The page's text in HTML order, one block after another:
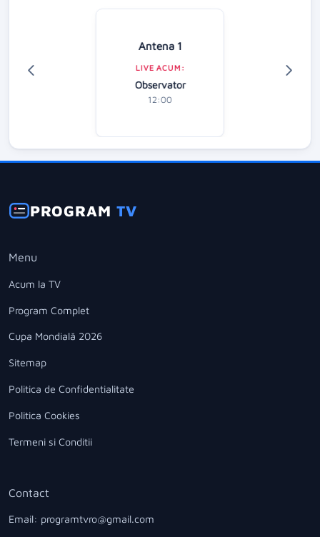
Antena 1
LIVE ACUM:
Observator
12:00
PROGRAMTV
Menu
Acum la TV
Program Complet
Cupa Mondială 2026
Sitemap
Politica de Confidentialitate
Politica Cookies
Termeni si Conditii
Contact
Email: programtvro@gmail.com